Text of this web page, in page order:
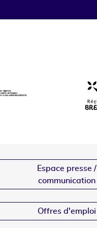
Espace presse /
communication
Offres d'emploi